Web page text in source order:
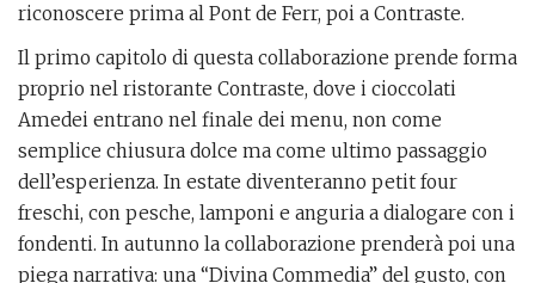
riconoscere prima al Pont de Ferr, poi a Contraste.
Il primo capitolo di questa collaborazione prende forma
proprio nel ristorante Contraste, dove i cioccolati
Amedei entrano nel finale dei menu, non come
semplice chiusura dolce ma come ultimo passaggio
dell’esperienza. In estate diventeranno petit four
freschi, con pesche, lamponi e anguria a dialogare con i
fondenti. In autunno la collaborazione prenderà poi una
piega narrativa: una “Divina Commedia” del gusto, con